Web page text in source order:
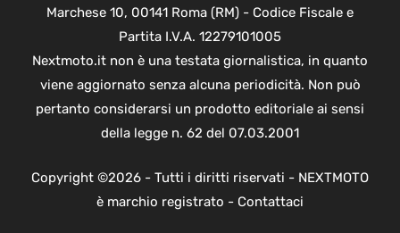
Marchese 10, 00141 Roma (RM) - Codice Fiscale e
Partita I.V.A. 12279101005
Nextmoto.it non è una testata giornalistica, in quanto
viene aggiornato senza alcuna periodicità. Non può
pertanto considerarsi un prodotto editoriale ai sensi
della legge n. 62 del 07.03.2001
Copyright ©2026 - Tutti i diritti riservati - NEXTMOTO
è marchio registrato - Contattaci